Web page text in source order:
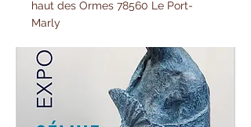
haut des Ormes 78560 Le Port-
Marly